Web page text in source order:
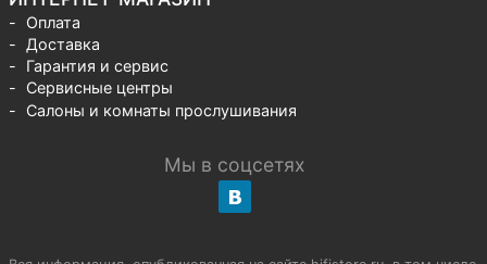
Оплата
Доставка
Гарантия и сервис
Сервисные центры
Салоны и комнаты прослушивания
Мы в соцсетях